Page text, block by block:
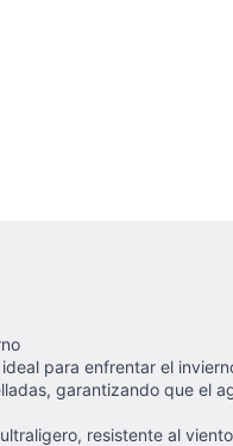
para enfrentar el
garantizando que el
resistente al